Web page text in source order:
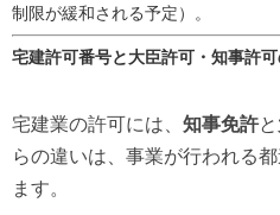
制限が緩和される予定）。
宅建許可番号と大臣許可・知事許
宅建業の許可には、 知事免許と
らの違いは、事業が行われる
ます。